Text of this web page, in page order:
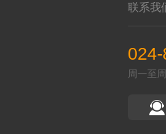
联系我
周一至